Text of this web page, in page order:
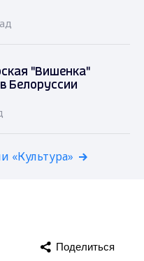
"Вишенка"
Белоруссии
«Культура»
Поделиться